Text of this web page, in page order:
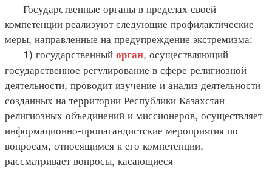
Государственные органы в пределах своей
компетенции реализуют следующие профилактические
меры, направленные на предупреждение экстремизма:
1) государственный орган, осуществляющий
государственное регулирование в сфере религиозной
деятельности, проводит изучение и анализ деятельности
созданных на территории Республики Казахстан
религиозных объединений и миссионеров, осуществляет
информационно-пропагандистские мероприятия по
вопросам, относящимся к его компетенции,
рассматривает вопросы, касающиеся